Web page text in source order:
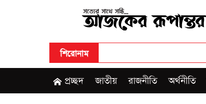
শিরোনাম
প্রচ্ছদ জাতীয় রাজনীতি অর্থনীতি